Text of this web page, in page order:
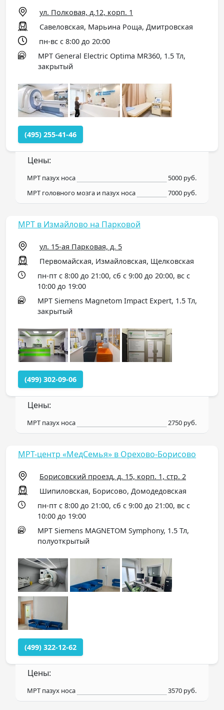
ул. Полковая, д.12, корп. 1
Савеловская, Марьина Роща, Дмитровская
пн-вс с 8:00 до 20:00
МРТ General Electric Optima MR360, 1.5 Тл,
закрытый
(495) 255-41-46
Цены:
МРТ пазух носа
5000 руб.
МРТ головного мозга и пазух носа
7000 руб.
МРТ в Измайлово на Парковой
ул. 15-ая Парковая, д. 5
Первомайская, Измайловская, Щелковская
пн-пт с 8:00 до 21:00, сб с 9:00 до 20:00, вс с
10:00 до 19:00
МРТ Siemens Magnetom Impact Expert, 1.5 Тл,
закрытый
(499) 302-09-06
Цены:
МРТ пазух носа 2750 руб.
МРТ-центр «МедСемья» в Орехово-Борисово
Борисовский проезд, д. 15, корп. 1, стр. 2
Шипиловская, Борисово, Домодедовская
пн-пт с 8:00 до 21:00, сб с 9:00 до 21:00, вс с
10:00 до 19:00
МРТ Siemens MAGNETOM Symphony, 1.5 Тл,
полуоткрытый
(499) 322-12-62
Цены:
МРТ пазух носа 3570 руб.